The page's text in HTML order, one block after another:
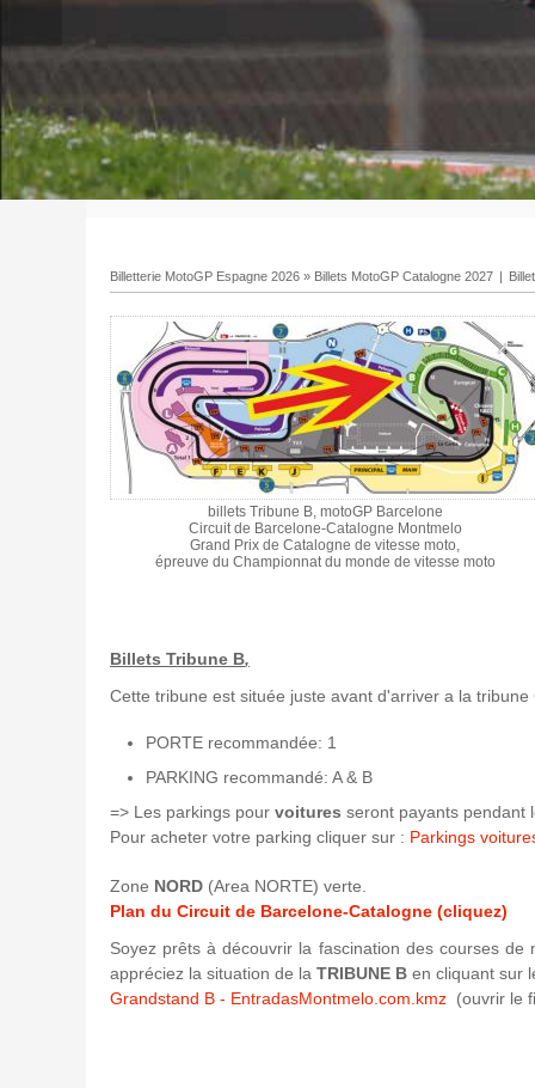
Billetterie MotoGP Espagne 2026 » Billets MotoGP Catalogne 2027 |
billets Tribune B, motoGP Barcelone
Circuit de Barcelone-Catalogne Montmelo
Grand Prix de Catalogne de vitesse moto,
épreuve du Championnat du monde de vitesse moto
Billets Tribune B,
Cette tribune est située juste avant d'arriver a la
PORTE recommandée: 1
PARKING recommandé: A & B
=> Les parkings pour voitures seront payants pendant
Pour acheter votre parking cliquer sur : Parkings
Zone NORD (Area NORTE) verte.
Plan du Circuit de Barcelone-Catalogne (cliquez)
Soyez prêts à découvrir la fascination des courses de
appréciez la situation de la TRIBUNE B en cliquant sur
Grandstand B - EntradasMontmelo.com.kmz (ouvrir le